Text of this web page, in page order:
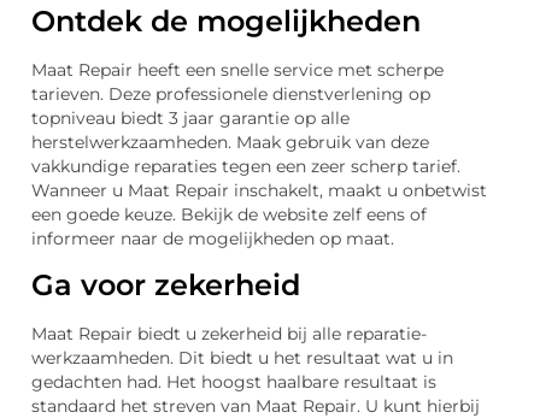
Ontdek de mogelijkheden
Maat Repair heeft een snelle service met scherpe
tarieven. Deze professionele dienstverlening op
topniveau biedt 3 jaar garantie op alle
herstelwerkzaamheden. Maak gebruik van deze
vakkundige reparaties tegen een zeer scherp tarief.
Wanneer u Maat Repair inschakelt, maakt u onbetwist
een goede keuze. Bekijk de website zelf eens of
informeer naar de mogelijkheden op maat.
Ga voor zekerheid
Maat Repair biedt u zekerheid bij alle reparatie-
werkzaamheden. Dit biedt u het resultaat wat u in
gedachten had. Het hoogst haalbare resultaat is
standaard het streven van Maat Repair. U kunt hierbij